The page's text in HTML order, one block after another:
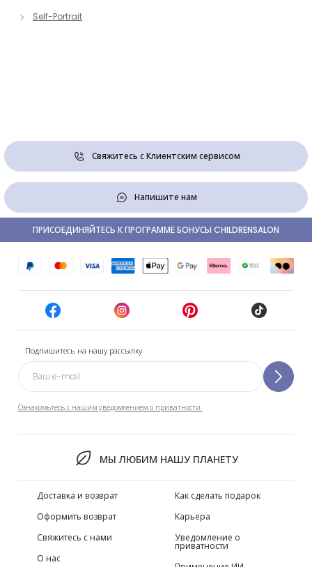
Self-Portrait
Свяжитесь с Клиентским сервисом
Напишите нам
Подпишитесь на нашу рассылку
Ознакомьтесь с нашим уведомлением о приватности.
МЫ ЛЮБИМ НАШУ ПЛАНЕТУ
ПРИСОЕДИНЯЙТЕСЬ К ПРОГРАММЕ БОНУСЫ CHILDRENSALON
Доставка и возврат
Оформить возврат
Свяжитесь с нами
О нас
Как сделать подарок
Карьера
Уведомление о
приватности